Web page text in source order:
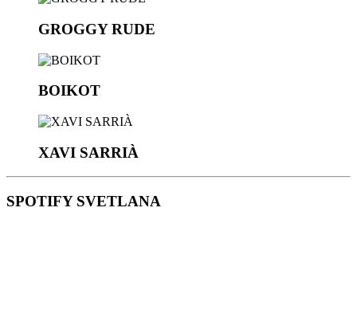
GROGGY RUDE
BOIKOT
XAVI SARRIÀ
SPOTIFY SVETLANA